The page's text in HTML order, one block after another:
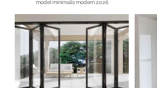
model minimalis modern 2026